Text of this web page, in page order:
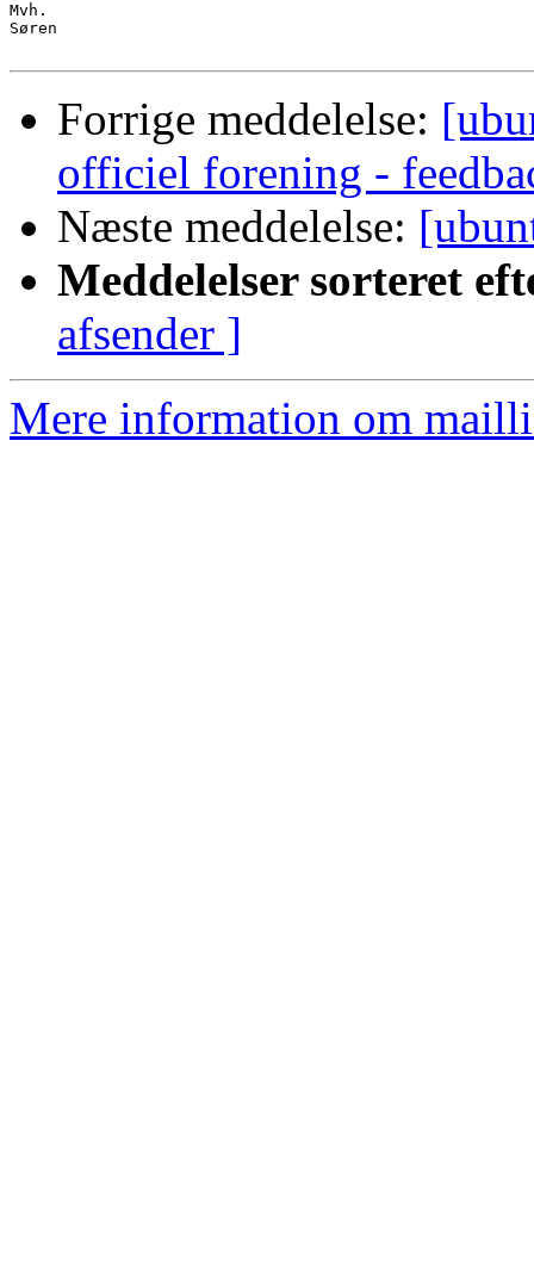
Mvh.
Søren
Forrige meddelelse:
officiel forening -
Næste meddelelse:
Meddelelser sorteret
afsender ]
Mere information om